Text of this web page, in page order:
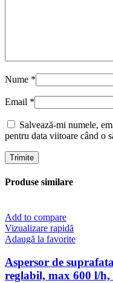
Nume *
Email *
Salvează-mi numele,
pentru data viitoare când o
Produse similare
Add to compare
Vizualizare rapidă
Adaugă la favorite
Aspersor de
reglabil, max 600 l/